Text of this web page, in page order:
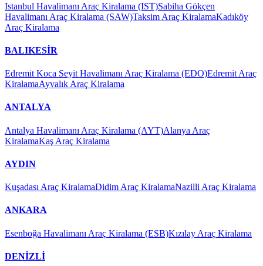
Istanbul Havalimanı Araç Kiralama (IST)Sabiha Gökçen
Havalimanı Araç Kiralama (SAW)Taksim Araç KiralamaKadıköy
Araç Kiralama
BALIKESİR
Edremit Koca Seyit Havalimanı Araç Kiralama (EDO)Edremit Araç
KiralamaAyvalık Araç Kiralama
ANTALYA
Antalya Havalimanı Araç Kiralama (AYT)Alanya Araç
KiralamaKaş Araç Kiralama
AYDIN
Kuşadası Araç KiralamaDidim Araç KiralamaNazilli Araç Kiralama
ANKARA
Esenboğa Havalimanı Araç Kiralama (ESB)Kızılay Araç Kiralama
DENİZLİ